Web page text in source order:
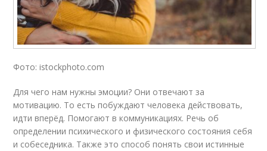
Фото: istockphoto.com
Для чего нам нужны эмоции? Они отвечают за
мотивацию. То есть побуждают человека действовать,
идти вперёд. Помогают в коммуникациях. Речь об
определении психического и физического состояния себя
и собеседника. Также это способ понять свои истинные